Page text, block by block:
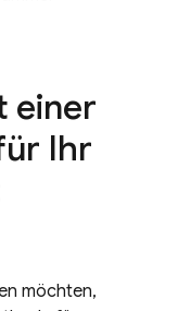
einer
Ihr
möchten,